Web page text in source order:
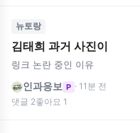
뉴토랑
김태희 과거 사진이
링크 논란 중인 이유
인과응보 P · 11분 전
댓글 2좋아요 1